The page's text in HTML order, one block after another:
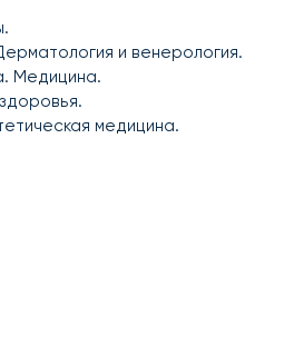
и венерология.
Медицина.
медицина.